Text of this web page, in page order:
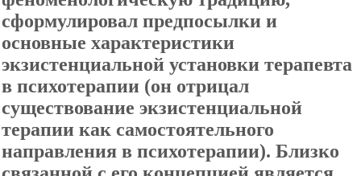
сформулировал предпосылки и
основные характеристики
экзистенциальной установки терапевта
в психотерапии (он отрицал
существование экзистенциальной
терапии как самостоятельного
направления в психотерапии). Близко